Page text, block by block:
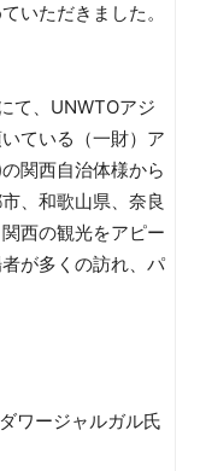
いただきました。
て、UNWTOアジ
ている（一財）ア
関西自治体様から
、和歌山県、奈良
西の観光をアピー
が多くの訪れ、パ
ワージャルガル氏